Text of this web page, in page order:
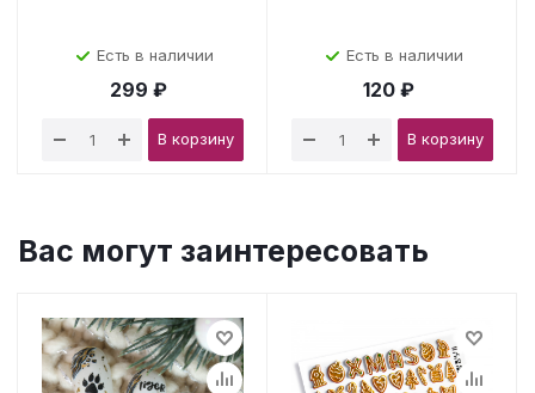
Есть в наличии
299 ₽
В корзину
Есть в наличии
120 ₽
В корзину
Вас могут заинтересовать